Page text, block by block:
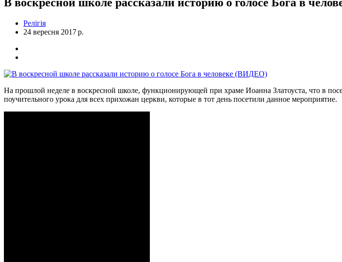
Релігія
24 вересня 2017 р.
На прошлой неделе в воскресной школе, функционирующей при храме Иоанна Златоуста, что в
поучительного урока для всех прихожан церкви, которые в тот день посетили данное мероприятие.